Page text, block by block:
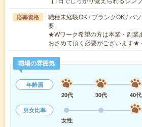
応募資格
職種未経験OK / ブランクOK / パ
要
★Wワーク希望の方は本業・副業
おさめて頂く必要がございます
職場の雰囲気
年齢層
20代
30代 40代
男女比率
女性